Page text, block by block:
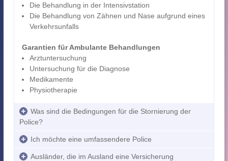
Die Behandlung in der Intensivstation
Die Behandlung von Zähnen und Nase aufgrund eines
Verkehrsunfalls
Garantien für Ambulante Behandlungen
Arztuntersuchung
Untersuchung für die Diagnose
Medikamente
Physiotherapie
Was sind die Bedingungen für die Stornierung der
Police?
Ich möchte eine umfassendere Police
Ausländer, die im Ausland eine Versicherung